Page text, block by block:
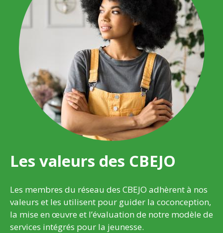
Les valeurs des CBEJO
Les membres du réseau des CBEJO adhèrent à nos
valeurs et les utilisent pour guider la coconception,
la mise en œuvre et l’évaluation de notre modèle de
services intégrés pour la jeunesse.